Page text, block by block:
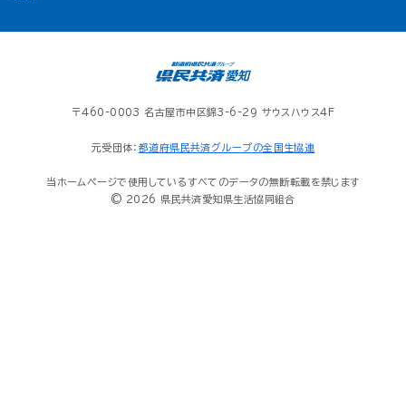
〒460-0003 名古屋市中区錦3-6-29 サウスハウス4F
元受団体： 都道府県民共済グループの全国生協連
当ホームページで使用しているすべてのデータの無断転載を禁じます
© 2026 県民共済愛知県生活協同組合